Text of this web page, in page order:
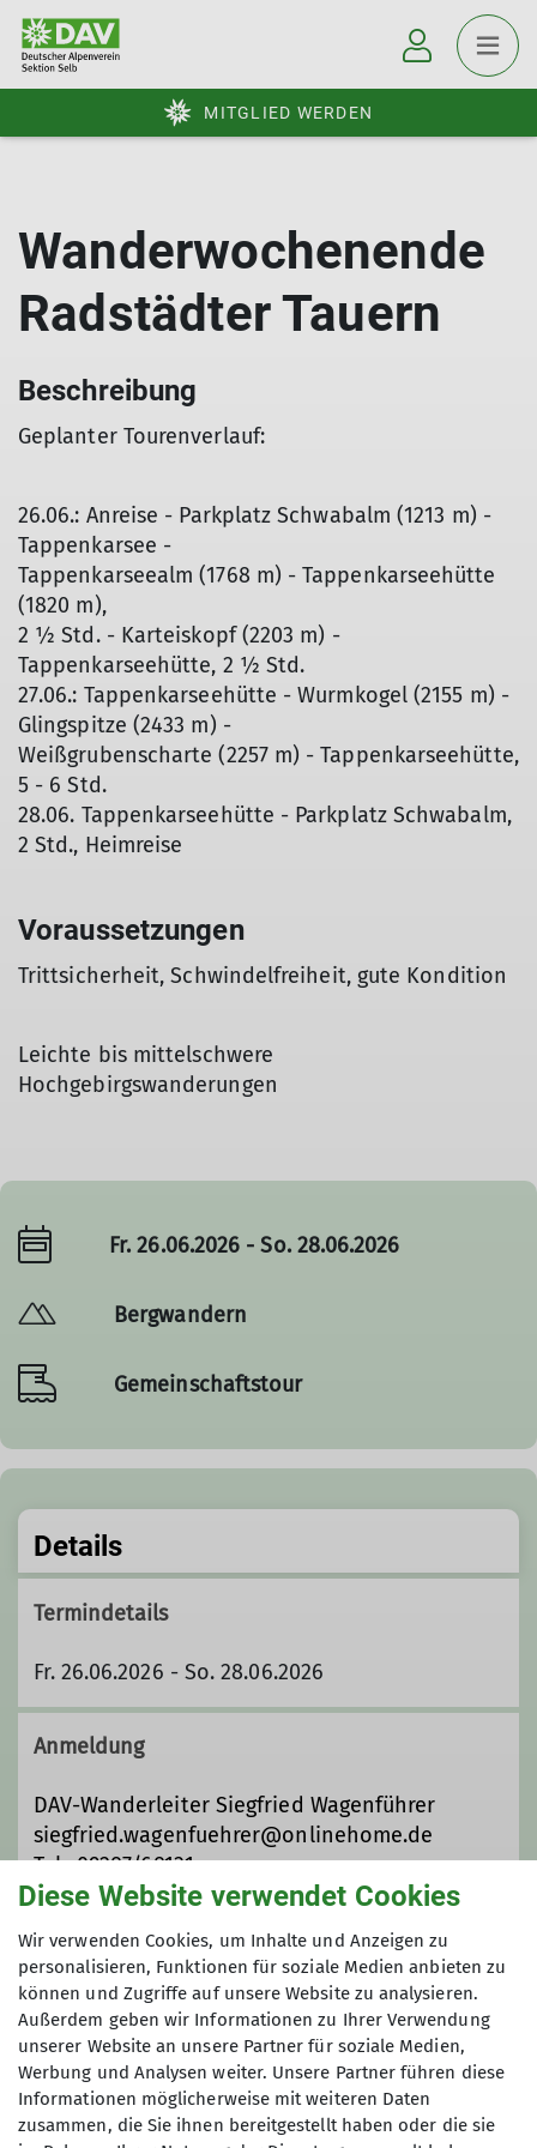
MITGLIED WERDEN
Wanderwochenende
Radstädter Tauern
Beschreibung
Geplanter Tourenverlauf:
26.06.: Anreise - Parkplatz Schwabalm (1213 m) -
Tappenkarsee -
Tappenkarseealm (1768 m) - Tappenkarseehütte
(1820 m),
2 ½ Std. - Karteiskopf (2203 m) -
Tappenkarseehütte, 2 ½ Std.
27.06.: Tappenkarseehütte - Wurmkogel (2155 m) -
Glingspitze (2433 m) -
Weißgrubenscharte (2257 m) - Tappenkarseehütte,
5 - 6 Std.
28.06. Tappenkarseehütte - Parkplatz Schwabalm,
2 Std., Heimreise
Voraussetzungen
Trittsicherheit, Schwindelfreiheit, gute Kondition
Leichte bis mittelschwere
Hochgebirgswanderungen
Fr. 26.06.2026 - So. 28.06.2026
Bergwandern
Gemeinschaftstour
Details
Termindetails
Fr. 26.06.2026 - So. 28.06.2026
Anmeldung
DAV-Wanderleiter Siegfried Wagenführer
siegfried.wagenfuehrer@onlinehome.de
Tel.: 09287/68131
Anmeldung bis
20.04.2026
Maximale Teilnehmeranzahl
17
Diese Website verwendet Cookies
Wir verwenden Cookies, um Inhalte und Anzeigen zu
personalisieren, Funktionen für soziale Medien anbieten zu
können und Zugriffe auf unsere Website zu analysieren.
Außerdem geben wir Informationen zu Ihrer Verwendung
unserer Website an unsere Partner für soziale Medien,
Werbung und Analysen weiter. Unsere Partner führen diese
Informationen möglicherweise mit weiteren Daten
zusammen, die Sie ihnen bereitgestellt haben oder die sie